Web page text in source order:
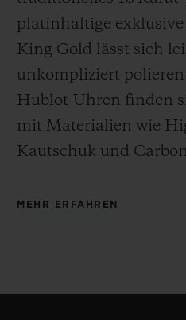
platinhaltige
King Gold lässt sich
unkompliziert
Hublot-Uhren finden
mit Materialien wie
Kautschuk und
MEHR ERFAHREN